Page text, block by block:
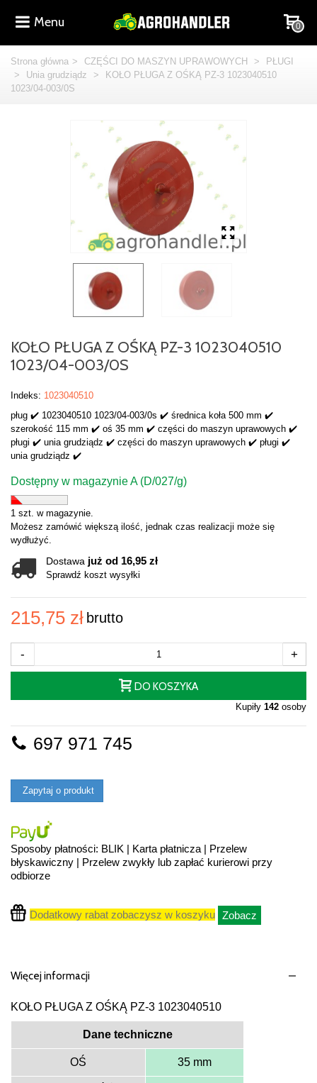
Menu 0
Strona główna > CZĘŚCI DO MASZYN UPRAWOWYCH >
PŁUGI
>
Unia grudziądz >
KOŁO PŁUGA Z OŚKĄ PZ-3 1023040510
1023/04-003/0S
KOŁO PŁUGA Z OŚKĄ PZ-3 1023040510
1023/04-003/0S
Indeks: 1023040510
pług ✔️ 1023040510 1023/04-003/0s ✔️ średnica koła 500 mm ✔️
szerokość 115 mm ✔️ oś 35 mm ✔️ części do maszyn uprawowych ✔️
pługi ✔️ unia grudziądz ✔️ części do maszyn uprawowych ✔️ pługi ✔️
unia grudziądz ✔️
Dostępny w magazynie A (D/027/g)
1 szt. w magazynie.
Możesz zamówić większą ilość, jednak czas realizacji może się
wydłużyć.
Dostawa już od 16,95 zł
Sprawdź koszt wysyłki
215,75 zł brutto
- +
DO KOSZYKA
Kupiły 142 osoby
697 971 745
Zapytaj o produkt
Sposoby płatności: BLIK | Karta płatnicza | Przelew
błyskawiczny | Przelew zwykły lub zapłać kurierowi przy
odbiorze
Dodatkowy rabat zobaczysz w koszyku Zobacz
Więcej informacji
KOŁO PŁUGA Z OŚKĄ PZ-3 1023040510
Dane techniczne
OŚ 35 mm